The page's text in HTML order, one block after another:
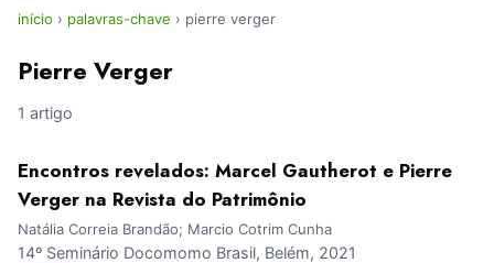
início › palavras-chave › pierre verger
Pierre Verger
1 artigo
Encontros revelados: Marcel Gautherot e Pierre
Verger na Revista do Patrimônio
Natália Correia Brandão; Marcio Cotrim Cunha
14º Seminário Docomomo Brasil, Belém, 2021